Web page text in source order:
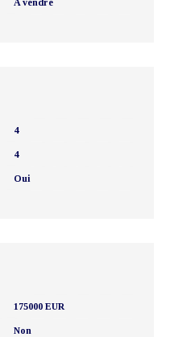
4
4
Oui
175000 EUR
Non